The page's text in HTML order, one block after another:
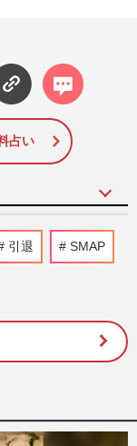
コメン
ト
占い
熊本地震の復興
ランティア計画
禁”食らった〈5
進むも、ネット
引退 SMAP